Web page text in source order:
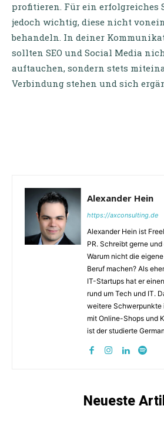
profitieren. Für ein erfolgreiches
jedoch wichtig, diese nicht
behandeln. In deiner
sollten SEO und Social Media
auftauchen, sondern stets
Verbindung stehen und sich
Alexander Hein
https://axconsulting.de
Alexander Hein ist
PR. Schreibt gerne
Warum nicht die
Beruf machen? Als
IT-Startups hat er
rund um Tech und IT.
weitere Schwerpunkte
mit Online-Shops und
ist der studierte
Neueste